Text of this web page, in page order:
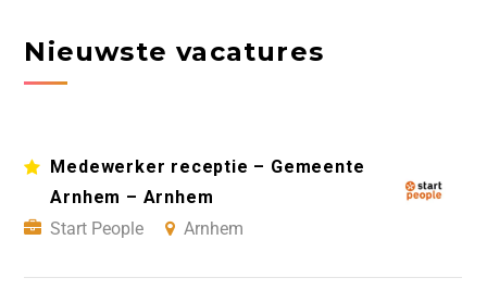
Nieuwste vacatures
Medewerker receptie – Gemeente
Arnhem – Arnhem
Start People
Arnhem